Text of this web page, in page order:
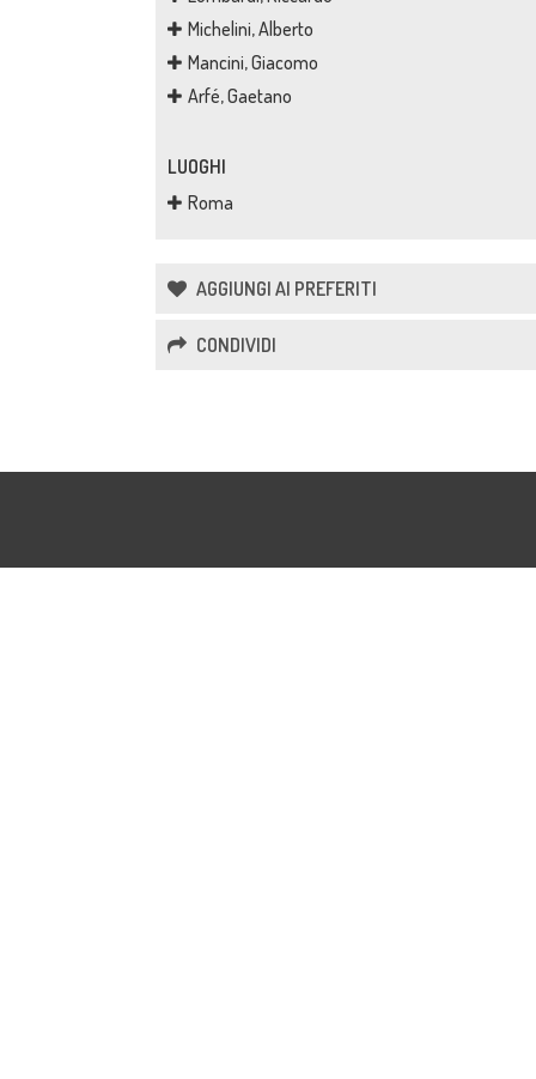
Michelini, Alberto
Mancini, Giacomo
Arfé, Gaetano
LUOGHI
Roma
AGGIUNGI AI PREFERITI
CONDIVIDI